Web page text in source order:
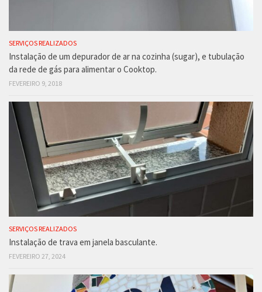
SERVIÇOS REALIZADOS
Instalação de um depurador de ar na cozinha (sugar), e tubulação
da rede de gás para alimentar o Cooktop.
FEVEREIRO 9, 2018
SERVIÇOS REALIZADOS
Instalação de trava em janela basculante.
FEVEREIRO 27, 2024